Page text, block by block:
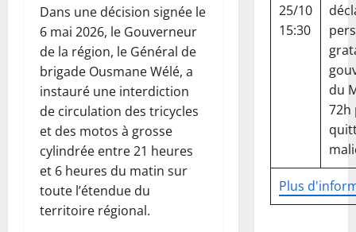
Dans une décision signée le
6 mai 2026, le Gouverneur
de la région, le Général de
brigade Ousmane Wélé, a
instauré une interdiction
de circulation des tricycles
et des motos à grosse
cylindrée entre 21 heures
et 6 heures du matin sur
toute l’étendue du
territoire régional.
Plus
25/10
15:30
du
72h